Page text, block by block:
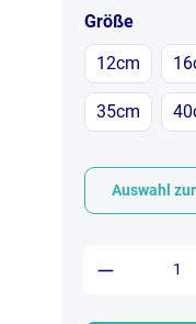
Größe
12cm
35cm
Auswahl
Produkt